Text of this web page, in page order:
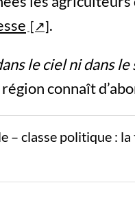
.
le ciel ni dans le
connaît
– classe politique :